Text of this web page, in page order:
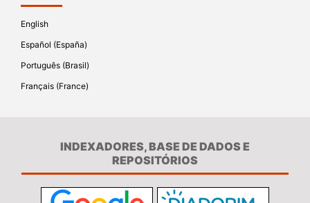
English
Español (España)
Português (Brasil)
Français (France)
INDEXADORES, BASE DE DADOS E
REPOSITÓRIOS